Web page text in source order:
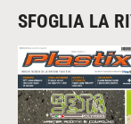
SFOGLIA LA